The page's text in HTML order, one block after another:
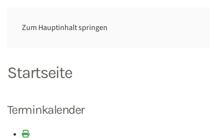
Zum Hauptinhalt springen
Startseite
Terminkalender